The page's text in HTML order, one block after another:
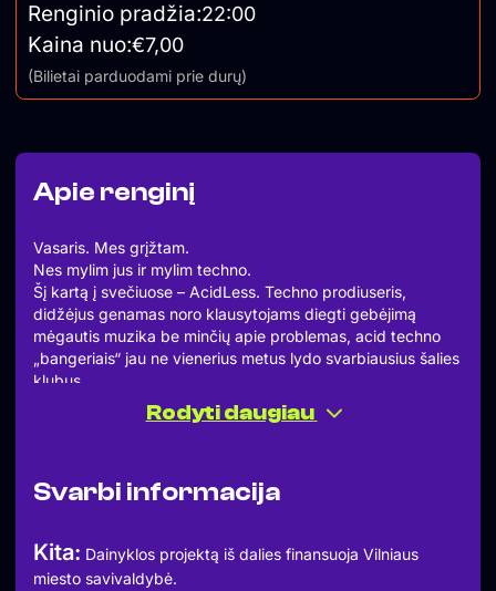
Apie renginį
Vasaris. Mes grįžtam.
Nes mylim jus ir mylim techno.
Šį kartą į svečiuose – AcidLess. Techno prodiuseris,
didžėjus genamas noro klausytojams diegti gebėjimą
mėgautis muzika be minčių apie problemas, acid techno
„bangeriais“ jau ne vienerius metus lydo svarbiausius šalies
klubus.
Jei jau eini, tai iki galo – acid techno, psy ir trance žanrais
besižavintį selektorių šįkart pasitinka mūsų serijos
====
CALLI
====
Rodyti daugiau
Svarbi informacija
Kita: Dainyklos projektą iš dalies finansuoja Vilniaus
miesto savivaldybė.
Renginio pradžia:22:00
Kaina nuo:€7,00
(Bilietai parduodami prie durų)